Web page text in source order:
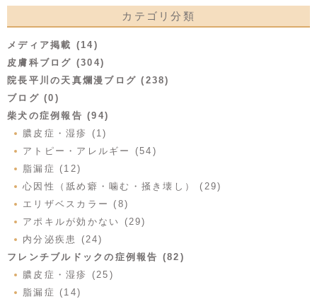
カテゴリ分類
メディア掲載 (14)
皮膚科ブログ (304)
院長平川の天真爛漫ブログ (238)
ブログ (0)
柴犬の症例報告 (94)
膿皮症・湿疹 (1)
アトピー・アレルギー (54)
脂漏症 (12)
心因性（舐め癖・噛む・掻き壊し） (29)
エリザベスカラー (8)
アポキルが効かない (29)
内分泌疾患 (24)
フレンチブルドックの症例報告 (82)
膿皮症・湿疹 (25)
脂漏症 (14)